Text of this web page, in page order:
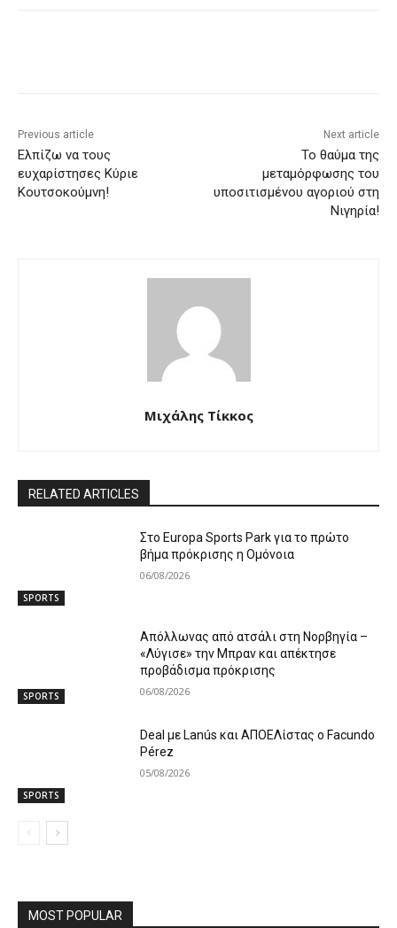
Previous article
Ελπίζω να τους
ευχαρίστησες Κύριε
Κουτσοκούμνη!
Next article
Το θαύμα της
μεταμόρφωσης του
υποσιτισμένου αγοριού στη
Νιγηρία!
Μιχάλης Τίκκος
RELATED ARTICLES
SPORTS
Στο Europa Sports Park για το πρώτο
βήμα πρόκρισης η Ομόνοια
06/08/2026
SPORTS
Απόλλωνας από ατσάλι στη Νορβηγία –
«Λύγισε» την Μπραν και απέκτησε
προβάδισμα πρόκρισης
06/08/2026
SPORTS
Deal με Lanús και ΑΠΟΕΛίστας ο Facundo
Pérez
05/08/2026
MOST POPULAR